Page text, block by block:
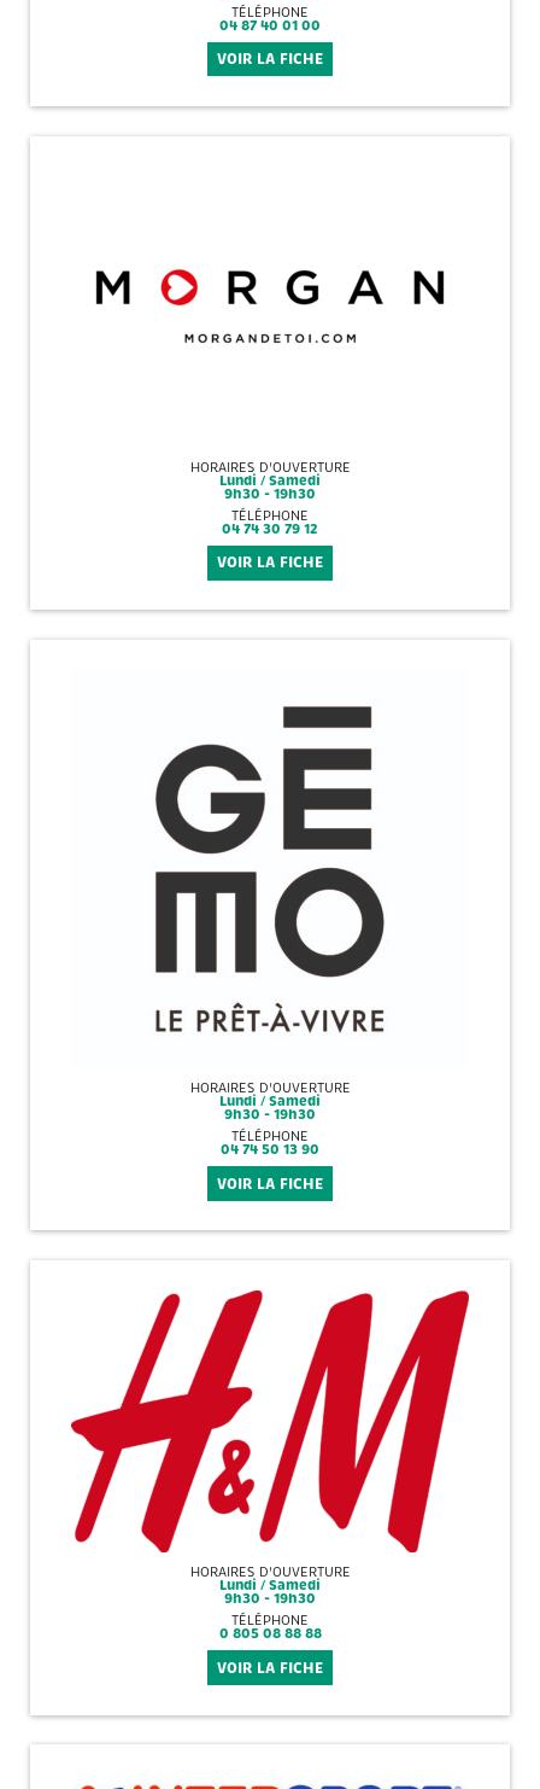
TÉLÉPHONE
04 87 40 01 00
VOIR LA FICHE
HORAIRES D'OUVERTURE
Lundi / Samedi
9h30 - 19h30
TÉLÉPHONE
04 74 30 79 12
VOIR LA FICHE
HORAIRES D'OUVERTURE
Lundi / Samedi
9h30 - 19h30
TÉLÉPHONE
04 74 50 13 90
VOIR LA FICHE
HORAIRES D'OUVERTURE
Lundi / Samedi
9h30 - 19h30
TÉLÉPHONE
0 805 08 88 88
VOIR LA FICHE